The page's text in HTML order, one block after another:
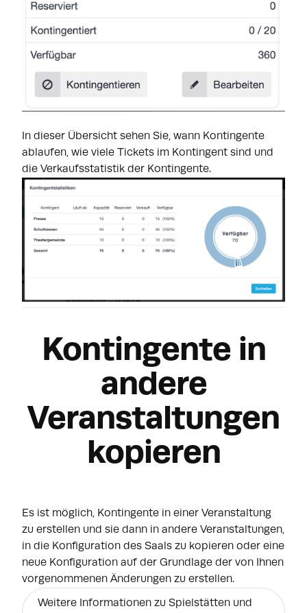
In dieser Übersicht sehen Sie, wann Kontingente
ablaufen, wie viele Tickets im Kontingent sind und
die Verkaufsstatistik der Kontingente.
Kontingente in
andere
Veranstaltungen
kopieren
Es ist möglich, Kontingente in einer Veranstaltung
zu erstellen und sie dann in andere Veranstaltungen,
in die Konfiguration des Saals zu kopieren oder eine
neue Konfiguration auf der Grundlage der von Ihnen
vorgenommenen Änderungen zu erstellen.
Weitere Informationen zu Spielstätten und